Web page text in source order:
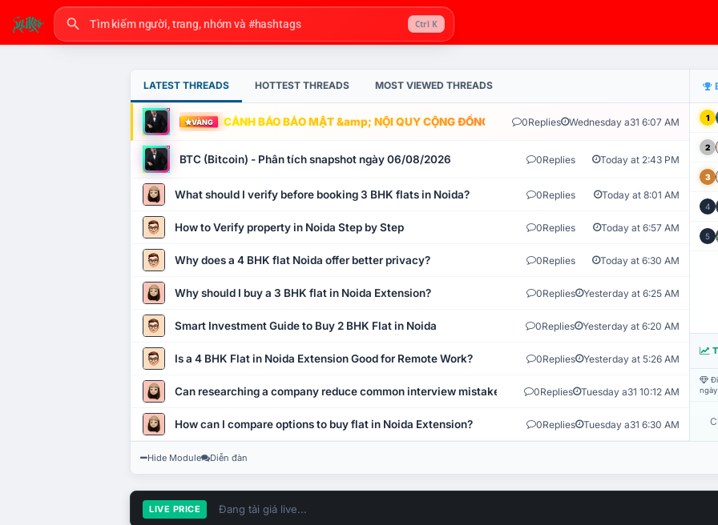
Ctrl K
LATEST THREADS HOTTEST THREADS MOST VIEWED THREADS
VÀNG CẢNH BÁO BẢO MẬT &amp; NỘI QUY CỘNG ĐỒNG VLIKE.VN: HỆ THỐNG GIÁM SÁT TỰ
0Replies Wednesday a31 6:07 AM
BTC (Bitcoin) - Phân tích snapshot ngày 06/08/2026 0Replies Today at 2:43 PM
What should I verify before booking 3 BHK flats in Noida? 0Replies Today at 8:01 AM
How to Verify property in Noida Step by Step 0Replies Today at 6:57 AM
Why does a 4 BHK flat Noida offer better privacy? 0Replies Today at 6:30 AM
Why should I buy a 3 BHK flat in Noida Extension? 0Replies Yesterday at 6:25 AM
Smart Investment Guide to Buy 2 BHK Flat in Noida 0Replies Yesterday at 6:20 AM
Is a 4 BHK Flat in Noida Extension Good for Remote Work? 0Replies Yesterday at 5:26 AM
Can researching a company reduce common interview mistakes? 0Replies Tuesday a31 10:12 AM
How can I compare options to buy flat in Noida Extension? 0Replies Tuesday a31 6:30 AM
1
2
3
4
5
Hide Module Diễn đàn
LIVE PRICE Đang tải giá live...